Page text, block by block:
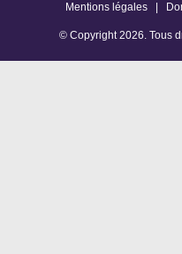
Mentions légales|
© Copyright2026. Tous